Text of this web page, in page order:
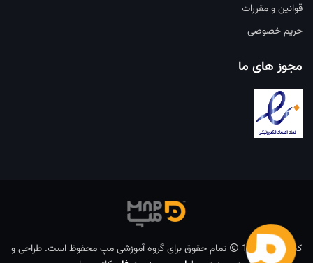
قوانین و مقررات
حریم خصوصی
مجوز های ما
کپی رایت 1403
تمام حقوق برای گروه آموزشی مپ محفوظ است. طراحی و